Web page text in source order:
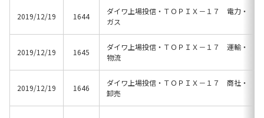
2019/12/19 1644
ダイワ上場投信・ＴＯＰＩＸ－１７ 電力・
ガス
2019/12/19 1645
ダイワ上場投信・ＴＯＰＩＸ－１７ 運輸・
物流
2019/12/19 1646
ダイワ上場投信・ＴＯＰＩＸ－１７ 商社・
卸売